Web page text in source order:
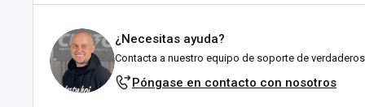
DPN:555535
Todos los pedidos se envían desde nuestro almacén en
esforzamos por enviarlos lo antes posible!
¿Necesitas ayuda?
Contacta a nuestro equipo de soporte de
Póngase en contacto con nosotros